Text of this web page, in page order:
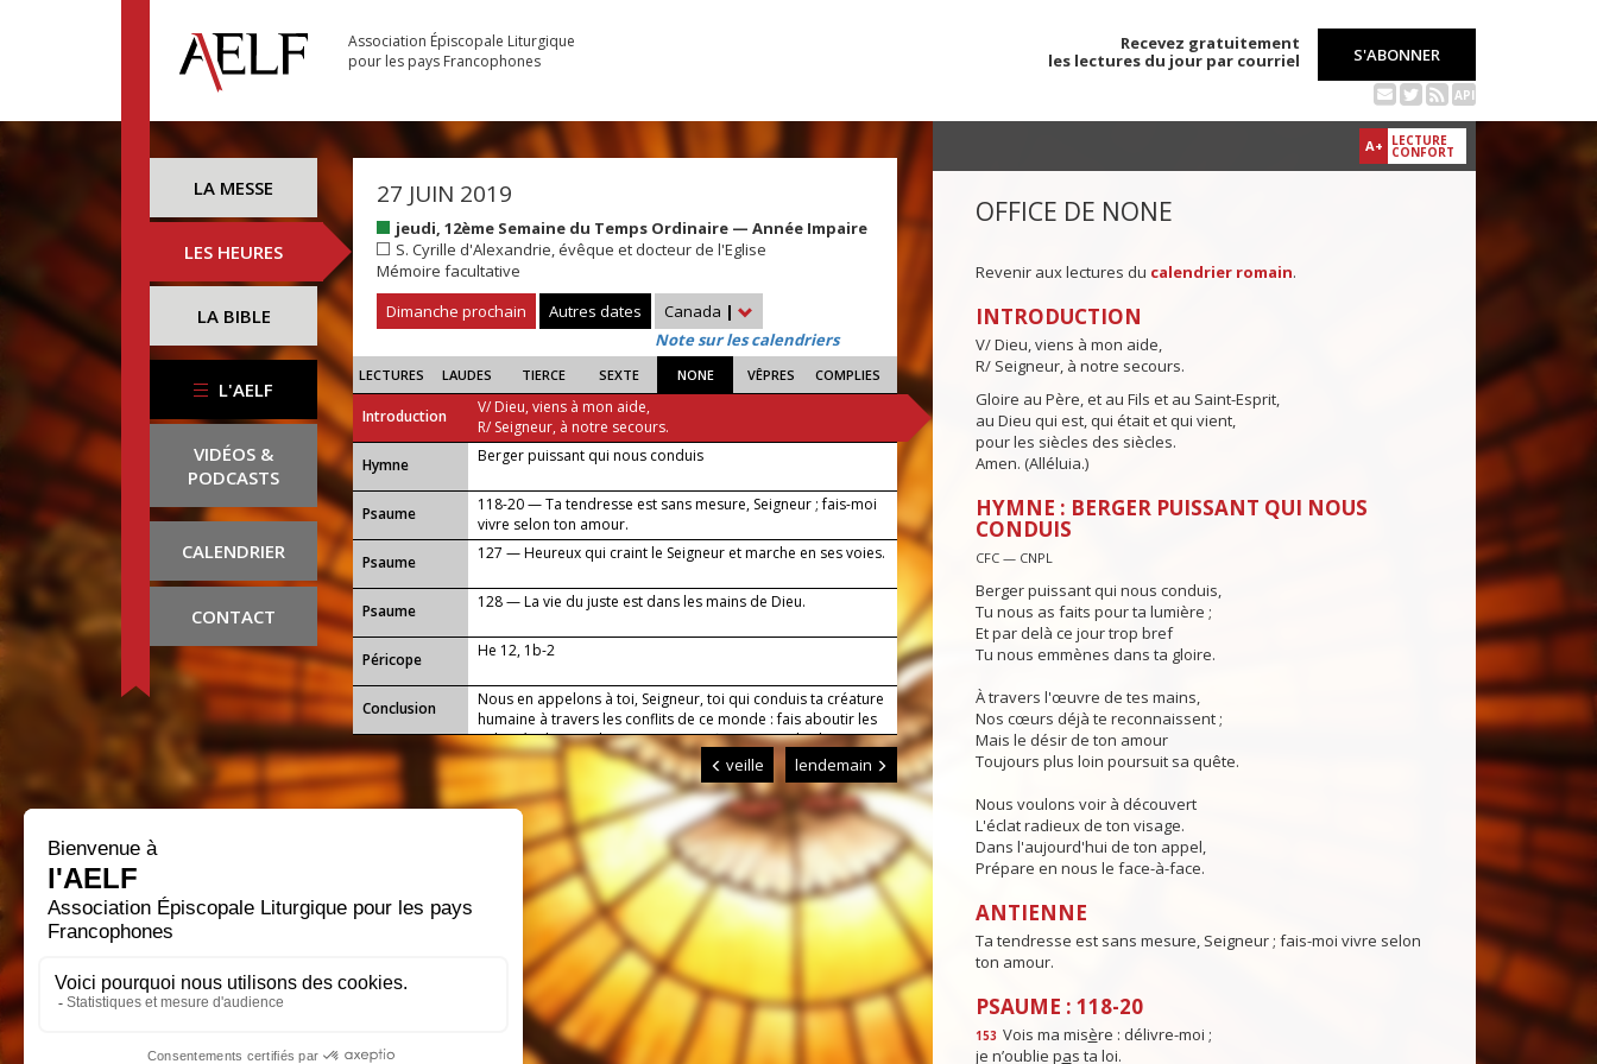
Association Épiscopale Liturgique
pour les pays Francophones
Recevez gratuitement
les lectures du jour par courriel
S'ABONNER
API
LA MESSE
LES HEURES
LA BIBLE
L'AELF
VIDÉOS &
PODCASTS
CALENDRIER
CONTACT
27 JUIN 2019
jeudi, 12ème Semaine du Temps Ordinaire — Année Impaire
S. Cyrille d'Alexandrie, évêque et docteur de l'Eglise
Mémoire facultative
Dimanche prochain
Autres dates Canada |
Note sur les calendriers
LECTURES LAUDES TIERCE SEXTE NONE VÊPRES COMPLIES
Introduction
V/ Dieu, viens à mon aide,
R/ Seigneur, à notre secours.
...
Hymne Berger puissant qui nous conduis
Psaume
118-20 — Ta tendresse est sans mesure, Seigneur ; fais-moi
vivre selon ton amour.
Psaume
127 — Heureux qui craint le Seigneur et marche en ses voies.
Psaume 128 — La vie du juste est dans les mains de Dieu.
Péricope He 12, 1b-2
Conclusion
Nous en appelons à toi, Seigneur, toi qui conduis ta créature
humaine à travers les conflits de ce monde : fais aboutir les
volontés de paix de notre temps, afin que tous les hommes
puissent vivre heureux et te louer pour l'amour que tu
veille lendemain
A+ LECTURE
CONFORT
OFFICE DE NONE
Revenir aux lectures du calendrier romain.
INTRODUCTION
V/ Dieu, viens à mon aide,
R/ Seigneur, à notre secours.
Gloire au Père, et au Fils et au Saint-Esprit,
au Dieu qui est, qui était et qui vient,
pour les siècles des siècles.
Amen. (Alléluia.)
HYMNE : BERGER PUISSANT QUI NOUS
CONDUIS
CFC — CNPL
Berger puissant qui nous conduis,
Tu nous as faits pour ta lumière ;
Et par delà ce jour trop bref
Tu nous emmènes dans ta gloire.
À travers l'œuvre de tes mains,
Nos cœurs déjà te reconnaissent ;
Mais le désir de ton amour
Toujours plus loin poursuit sa quête.
Nous voulons voir à découvert
L'éclat radieux de ton visage.
Dans l'aujourd'hui de ton appel,
Prépare en nous le face-à-face.
ANTIENNE
Ta tendresse est sans mesure, Seigneur ; fais-moi vivre selon
ton amour.
PSAUME : 118-20
153 Vois ma misère : délivre-moi ;
je n’oublie pas ta loi.